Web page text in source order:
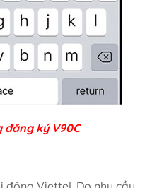
đăng ký V90C